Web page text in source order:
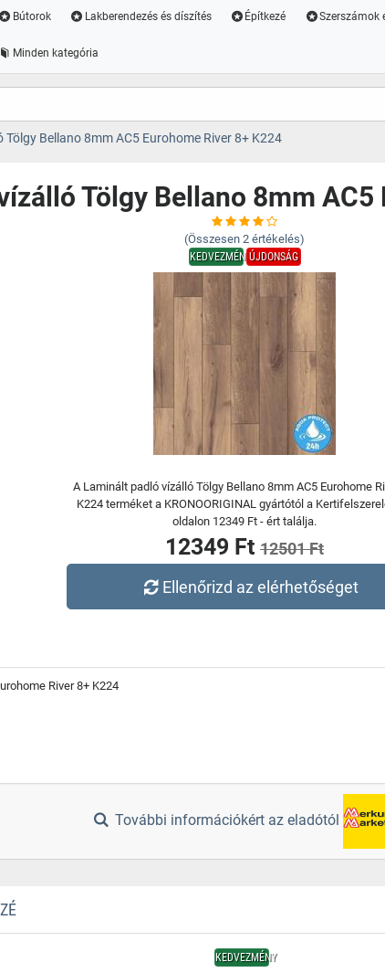
Bútorok Lakberendezés és díszítés Építkezé Szerszámok
Minden kategória
Bellano 8mm AC5 Eurohome River 8+ K224
Tölgy Bellano 8mm AC5
(Összesen 2 értékelés)
KEDVEZMÉNYÚJDONSÁG
A Laminált padló vízálló Tölgy Bellano 8mm AC5 Eurohome
K224 terméket a KRONOORIGINAL gyártótól a
oldalon 12349 Ft - ért találja.
12349 Ft 12501 Ft
Ellenőrizd az elérhetőséget
River 8+ K224
További információkért az eladótól
KEDVEZMÉNY